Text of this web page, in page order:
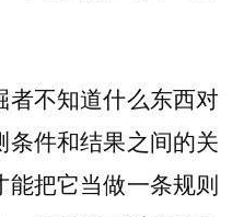
不知道什么东西对
条件和结果之间的关
把它当做一条规则